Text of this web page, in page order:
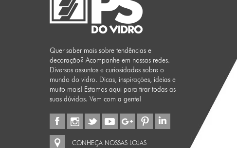
Quer saber mais sobre tendências e
decoração? Acompanhe em nossas redes.
Diversos assuntos e curiosidades sobre o
mundo do vidro. Dicas, inspirações, ideias e
muito mais! Estamos aqui para tirar todas as
suas dúvidas. Vem com a gente!
CONHEÇA NOSSAS LOJAS